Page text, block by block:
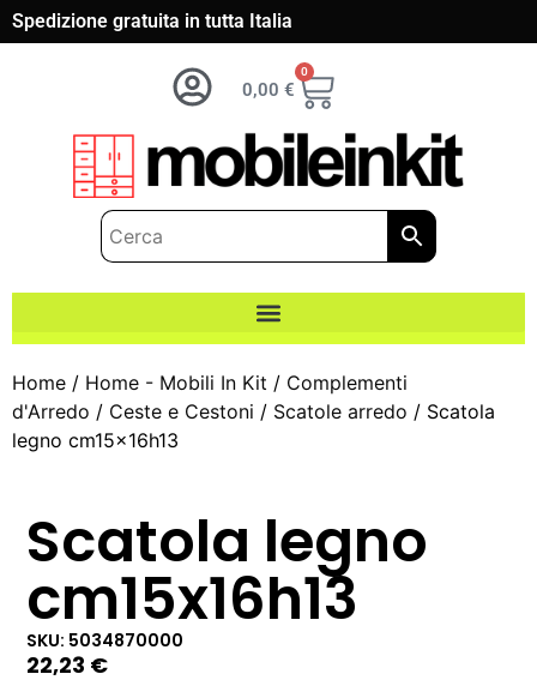
Spedizione gratuita in tutta Italia
0,00 €
0
Home / Home - Mobili In Kit / Complementi
d'Arredo / Ceste e Cestoni / Scatole arredo / Scatola
legno cm15x16h13
Scatola legno
cm15x16h13
SKU: 5034870000
22,23 €